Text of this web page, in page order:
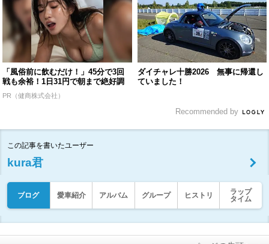
「風俗前に飲むだけ！」45分で3回
戦も余裕！1日31円で朝まで絶好調
PR（健商株式会社）
ダイチャレ十勝2026 無事に帰還し
ていました！
Recommended by
この記事を書いたユーザー
kura君
ブログ 愛車紹介 アルバム グループ ヒストリ
ラップ
タイム